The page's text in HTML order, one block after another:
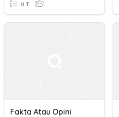
8 T
Fakta Atau Opini